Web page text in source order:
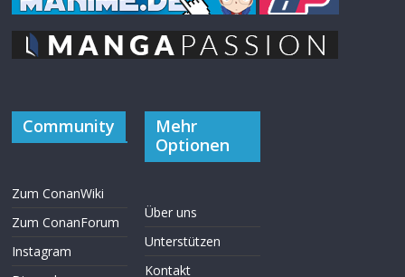
Community
Zum ConanWiki
Zum ConanForum
Instagram
Mehr
Optionen
Über uns
Unterstützen
Kontakt